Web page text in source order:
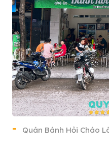
Quán Bánh Hỏi Cháo